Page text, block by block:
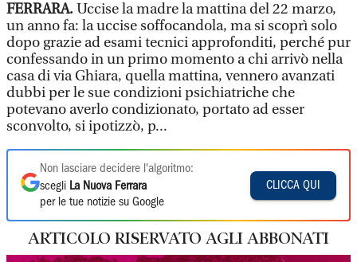
FERRARA.Uccise la madre la mattina del 22 marzo,
un anno fa: la uccise soffocandola, ma si scoprì solo
dopo grazie ad esami tecnici approfonditi, perché pur
confessando in un primo momento a chi arrivò nella
casa di via Ghiara, quella mattina, vennero avanzati
dubbi per le sue condizioni psichiatriche che
potevano averlo condizionato, portato ad esser
sconvolto, si ipotizzò, p...
Non lasciare decidere l'algoritmo:
scegli La Nuova Ferrara
per le tue notizie su Google
CLICCA QUI
ARTICOLO RISERVATO AGLI ABBONATI